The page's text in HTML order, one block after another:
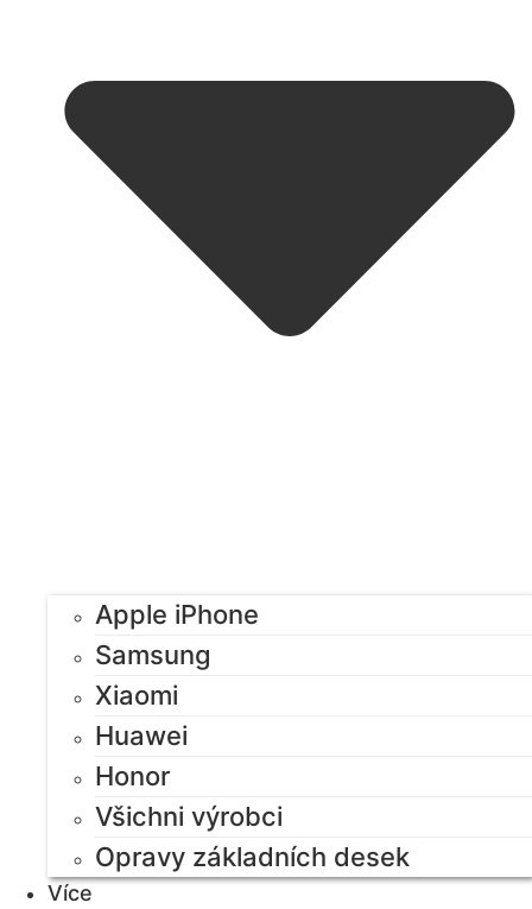
Apple iPhone
Samsung
Xiaomi
Huawei
Honor
Všichni výrobci
Opravy základních desek
Více